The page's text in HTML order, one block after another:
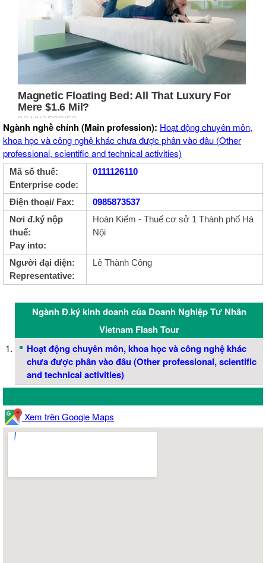
Ngành nghề chính (Main profession): Hoạt động chuyên môn,
khoa học và công nghệ khác chưa được phân vào đâu (Other
professional, scientific and technical activities)
Mã số thuế:
Enterprise code:
0111126110
Điện thoại/ Fax:
0985873537
Nơi đ.ký nộp
thuế:
Pay into:
Hoàn Kiếm - Thuế cơ sở 1 Thành phố Hà
Nội
Người đại diện:
Representative:
Lê Thành Công
Ngành Đ.ký kinh doanh của Doanh Nghiệp Tư Nhân
Vietnam Flash Tour
Hoạt động chuyên môn, khoa học và công nghệ khác
chưa được phân vào đâu (Other professional, scientific
and technical activities)
Xem trên Google Maps